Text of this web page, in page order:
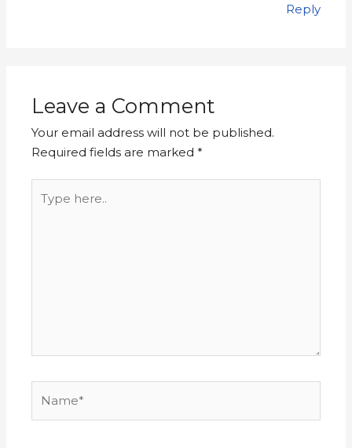
Reply
Leave a Comment
Your email address will not be published.
Required fields are marked*